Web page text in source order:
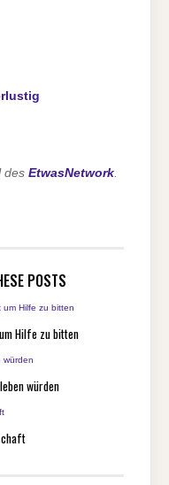
des EtwasNetwork
POSTS
Hilfe zu bitten
würden